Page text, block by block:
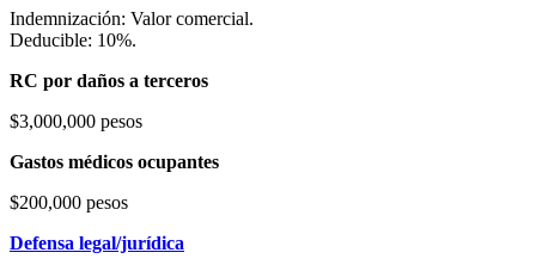
Indemnización: Valor comercial.
Deducible: 10%.
RC por daños a terceros
$3,000,000 pesos
Gastos médicos ocupantes
$200,000 pesos
Defensa legal/jurídica